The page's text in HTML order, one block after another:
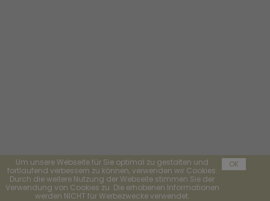
Um unsere Webseite für Sie optimal zu gestalten und
fortlaufend verbessern zu können, verwenden wir Cookies.
Durch die weitere Nutzung der Webseite stimmen Sie der
Verwendung von Cookies zu. Die erhobenen Informationen
werden NICHT für Werbezwecke verwendet.
OK